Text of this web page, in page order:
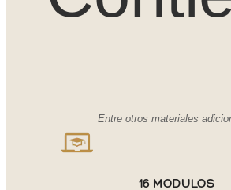
Entre otros materiales
16 MODULOS